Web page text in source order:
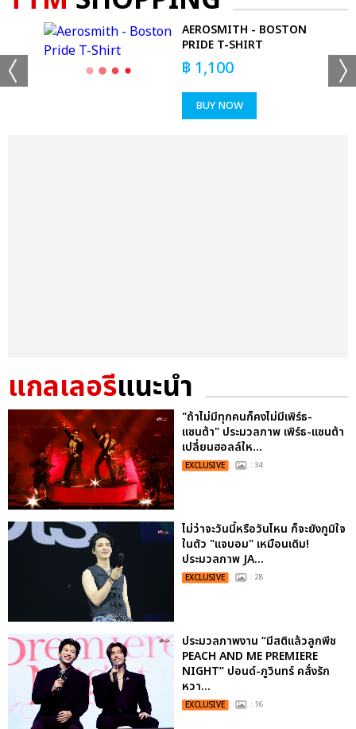
AEROSMITH - BOSTON
PRIDE T-SHIRT
฿ 1,100
BUY NOW
แกลเลอรีแนะนำ
"ถ้าไม่มีทุกคนก็คงไม่มีเพิร์ธ-
แซนต้า" ประมวลภาพ เพิร์ธ-แซนต้า
เปลี่ยนฮอลล์ให...
EXCLUSIVE : 34
ไม่ว่าจะวันนี้หรือวันไหน ก็จะยังภูมิใจ
ในตัว "แจบอม" เหมือนเดิม!
ประมวลภาพ JA...
EXCLUSIVE : 28
ประมวลภาพงาน “มีสติแล้วลูกพีช
PEACH AND ME PREMIERE
NIGHT” ปอนด์-ภูวินทร์ คลั่งรัก
หวา...
EXCLUSIVE : 16